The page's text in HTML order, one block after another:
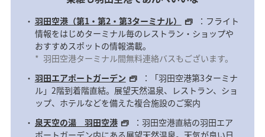
山口宇部・岩国空港発（羽田空港経由～
大館能代空港）
下記クーポンコードをご確認のうえ支払い選択画面にてご
ご確認ください。
下記クーポンをクリックすると、クーポンコードがコピー
されますので、支払い方法選択画面で貼り付けることも可
能です。
大館能代空港発（羽田空港経由～佐賀空
港着）
下記クーポンコードをご確認のうえ支払い選択画面にてご
ご確認ください。
下記クーポンをクリックすると、クーポンコードがコピー
されますので、支払い方法選択画面で貼り付けることも可
能です。
大館能代空港発（羽田空港経由～山口宇
部・岩国着）
下記クーポンコードをご確認のうえ支払い選択画面にてご
ご確認ください。
下記クーポンをクリックすると、クーポンコードがコピー
されますので、支払い方法選択画面で貼り付けることも可
能です。
羽田空港（第1・第2・第3ターミナル）
：フライト
情報をはじめターミナル毎のレストラン・ショップや
おすすめスポットの情報満載。
* 羽田空港ターミナル間無料連絡バスもございます。
羽田エアポートガーデン
：「羽田空港第3ターミナ
ル」2階到着階直結。展望天然温泉、レストラン、ショ
ップ、ホテルなどを備えた複合施設のご案内
泉天空の湯 羽田空港
：羽田空港直結の羽田エア